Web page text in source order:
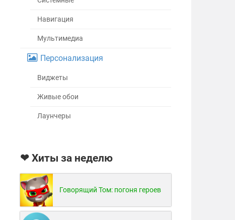
Навигация
Мультимедиа
Персонализация
Виджеты
Живые обои
Лаунчеры
❤ Хиты за неделю
Говорящий Том: погоня героев